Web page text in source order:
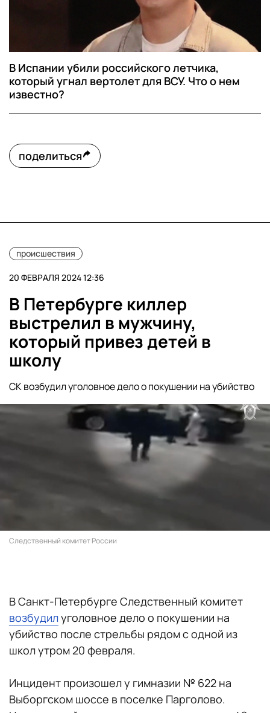
В Испании убили российского летчика,
который угнал вертолет для ВСУ. Что о нем
известно?
поделиться
происшествия
20 ФЕВРАЛЯ 2024 12:36
В Петербурге киллер
выстрелил в мужчину,
который привез детей в
школу
СК возбудил уголовное дело о покушении на убийство
Следственный комитет России
В Санкт-Петербурге Следственный комитет
возбудилуголовное дело о покушении на
убийство после стрельбы рядом с одной из
школ утром 20 февраля.
Инцидент произошел у гимназии № 622 на
Выборгском шоссе в поселке Парголово.